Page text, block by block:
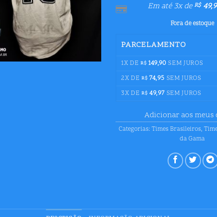
Em até 3x deR$
Fora de estoque
PARCELAMENTO
1X DE R$ 149,90 SEM JUROS
2X DE R$ 74,95 SEM JUROS
3X DE R$ 49,97 SEM JUROS
Adicionar aos meus
Categorias:Times Brasileiros,
da Gama